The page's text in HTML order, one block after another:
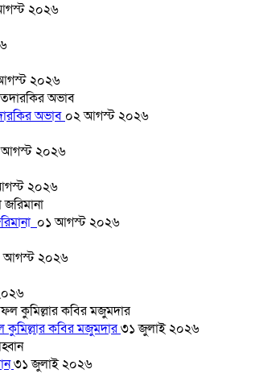
২০২৬
২০২৬
অভাব ০২ আগস্ট ২০২৬
২০২৬
২০২৬
০১ আগস্ট ২০২৬
আগস্ট ২০২৬
কবির মজুমদার৩১ জুলাই ২০২৬
৩১ জুলাই ২০২৬